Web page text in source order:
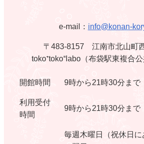
e-mail： info@konan-
〒483-8157 江南市北山町
toko⁺toko⁼labo（布袋駅東複合
開館時間 9時から21時30分まで
利用受付
時間
9時から21時30分まで
毎週木曜日（祝休日